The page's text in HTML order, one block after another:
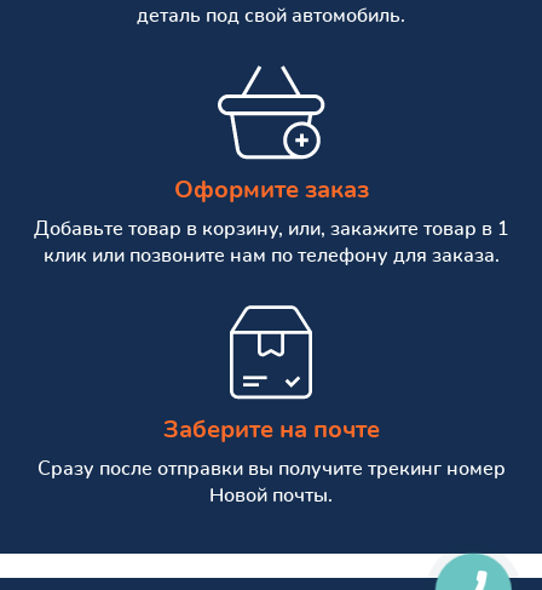
деталь под свой автомобиль.
Оформите заказ
Добавьте товар в корзину, или, закажите товар в 1
клик или позвоните нам по телефону для заказа.
Заберите на почте
Сразу после отправки вы получите трекинг номер
Новой почты.